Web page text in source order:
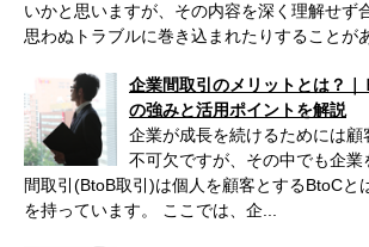
いかと思いますが、その内容を深く理解せず
思わぬトラブルに巻き込まれたりすることが
企業間取引のメリットとは？｜
の強みと活用ポイントを解説
企業が成長を続けるためには顧
不可欠ですが、その中でも企業
間取引(BtoB取引)は個人を顧客とするBtoCと
を持っています。 ここでは、企...